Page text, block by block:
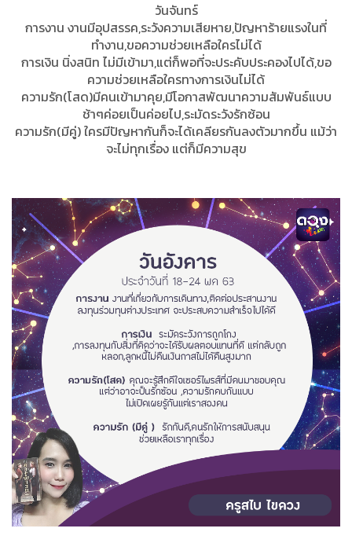
วันจันทร์
การงาน งานมีอุปสรรค,ระวังความเสียหาย,ปัญหาร้ายแรงในที่
ทำงาน,ขอความช่วยเหลือใครไม่ได้
การเงิน นิ่งสนิท ไม่มีเข้ามา,แต่ก็พอที่จะประคับประคองไปได้,ขอ
ความช่วยเหลือใครทางการเงินไม่ได้
ความรัก(โสด)มีคนเข้ามาคุย,มีโอกาสพัฒนาความสัมพันธ์แบบ
ช้าๆค่อยเป็นค่อยไป,ระมัดระวังรักซ้อน
ความรัก(มีคู่) ใครมีปัญหากันก็จะได้เคลียรกันลงตัวมากขึ้น แม้ว่า
จะไม่ทุกเรื่อง แต่ก็มีความสุข